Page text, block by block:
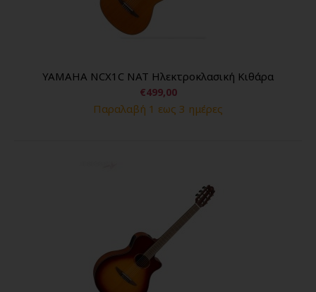
YAMAHA NCX1C NAT Ηλεκτροκλασική Κιθάρα
€499,00
Παραλαβή 1 εως 3 ημέρες